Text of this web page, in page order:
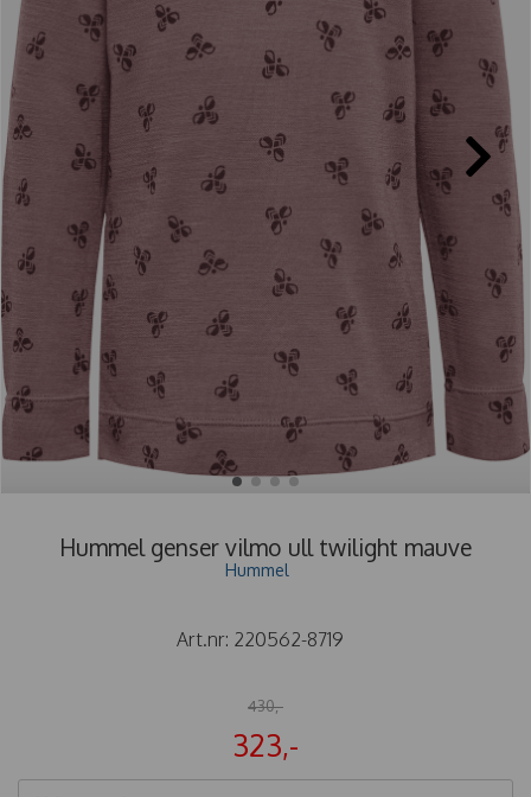
Hummel genser vilmo ull twilight mauve
Hummel
Art.nr: 220562-8719
430,-
323,-